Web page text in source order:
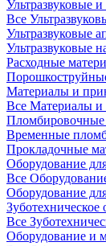
Ультразвуковые
Все
Ультразвуковые
Ультразвуковые
Расходные
Материалы и
Все Материалы и
Пломбировочные
Временные
Прокладочные
Оборудование
Все
Оборудование
Все
Оборудование и